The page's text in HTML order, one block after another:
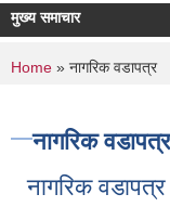
मुख्य समाचार
You are
Home » नागरिक वडापत्र
नागरिक वडापत्र
नागरिक वडापत्र